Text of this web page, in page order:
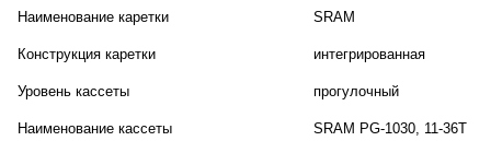
Наименование каретки SRAM
Конструкция каретки интегрированная
Уровень кассеты прогулочный
Наименование кассеты SRAM PG-1030, 11-36T